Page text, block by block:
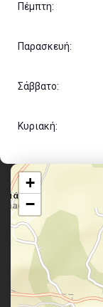
Πέμπτη:
Παρασκευή:
Σάββατο:
Κυριακή:
+
−